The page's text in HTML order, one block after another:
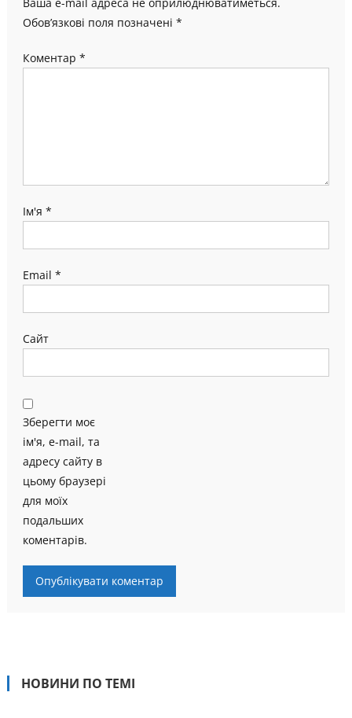
Обов’язкові поля позначені *
Коментар *
Ім'я *
Email *
Сайт
Зберегти моє
ім'я, e-mail, та
адресу сайту в
цьому браузері
для моїх
подальших
коментарів.
НОВИНИ ПО ТЕМІ